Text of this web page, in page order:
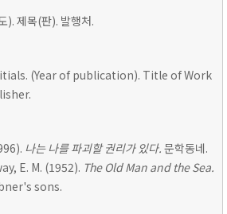
). 제목(판). 발행처.
(Year of publication). Title of Work
나는 나를 파괴할 권리가 있다. 문학동네.
E. M. (1952). The Old Man and the Sea.
sons.